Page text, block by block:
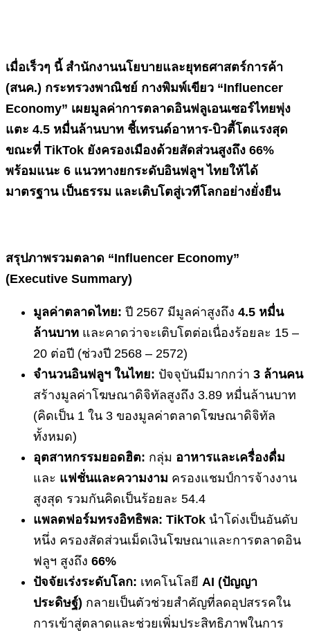
เมื่อเร็วๆ นี้ สำนักงานนโยบายและยุทธศาสตร์การค้า
(สนค.) กระทรวงพาณิชย์ กางพิมพ์เขียว “Influencer
Economy” เผยมูลค่าการตลาดอินฟลูเอนเซอร์ไทยพุ่ง
แตะ 4.5 หมื่นล้านบาท ชี้เทรนด์อาหาร-บิวตี้โตแรงสุด
ขณะที่ TikTok ยังครองเมืองด้วยสัดส่วนสูงถึง 66%
พร้อมแนะ 6 แนวทางยกระดับอินฟลูฯ ไทยให้ได้
มาตรฐาน เป็นธรรม และเติบโตสู่เวทีโลกอย่างยั่งยืน
สรุปภาพรวมตลาด “Influencer Economy”
(Executive Summary)
มูลค่าตลาดไทย: ปี 2567 มีมูลค่าสูงถึง 4.5 หมื่น
ล้านบาท และคาดว่าจะเติบโตต่อเนื่องร้อยละ 15 –
20 ต่อปี (ช่วงปี 2568 – 2572)
จำนวนอินฟลูฯ ในไทย: ปัจจุบันมีมากกว่า 3 ล้านคน
สร้างมูลค่าโฆษณาดิจิทัลสูงถึง 3.89 หมื่นล้านบาท
(คิดเป็น 1 ใน 3 ของมูลค่าตลาดโฆษณาดิจิทัล
ทั้งหมด)
อุตสาหกรรมยอดฮิต: กลุ่ม อาหารและเครื่องดื่ม
และ แฟชั่นและความงาม ครองแชมป์การจ้างงาน
สูงสุด รวมกันคิดเป็นร้อยละ 54.4
แพลตฟอร์มทรงอิทธิพล: TikTok นำโด่งเป็นอันดับ
หนึ่ง ครองสัดส่วนเม็ดเงินโฆษณาและการตลาดอิน
ฟลูฯ สูงถึง 66%
ปัจจัยเร่งระดับโลก: เทคโนโลยี AI (ปัญญา
ประดิษฐ์) กลายเป็นตัวช่วยสำคัญที่ลดอุปสรรคใน
การเข้าสู่ตลาดและช่วยเพิ่มประสิทธิภาพในการ